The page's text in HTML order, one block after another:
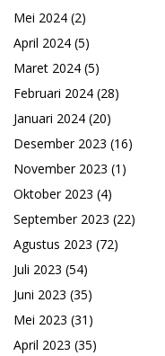
Mei 2024 (2)
April 2024 (5)
Maret 2024 (5)
Februari 2024 (28)
Januari 2024 (20)
Desember 2023 (16)
November 2023 (1)
Oktober 2023 (4)
September 2023 (22)
Agustus 2023 (72)
Juli 2023 (54)
Juni 2023 (35)
Mei 2023 (31)
April 2023 (35)